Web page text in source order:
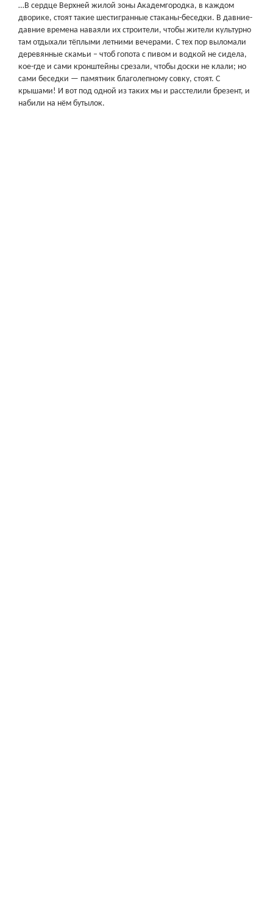
…В сердце Верхней жилой зоны Академгородка, в каждом
дворике, стоят такие шестигранные стаканы-беседки. В давние-
давние времена наваяли их строители, чтобы жители культурно
там отдыхали тёплыми летними вечерами. С тех пор выломали
деревянные скамьи – чтоб гопота с пивом и водкой не сидела,
кое-где и сами кронштейны срезали, чтобы доски не клали; но
сами беседки — памятник благолепному совку, стоят. С
крышами! И вот под одной из таких мы и расстелили брезент, и
набили на нём бутылок.